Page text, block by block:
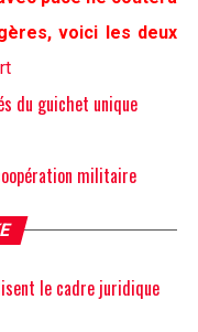
voici les deux
du guichet unique
militaire
le cadre juridique